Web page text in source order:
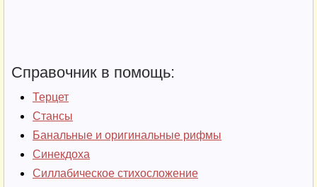
Справочник в помощь:
Терцет
Стансы
Банальные и оригинальные рифмы
Синекдоха
Силлабическое стихосложение